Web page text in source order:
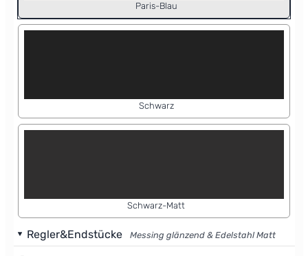
Paris-Blau
Schwarz
Schwarz-Matt
Regler&Endstücke Messing glänzend & Edelstahl Matt